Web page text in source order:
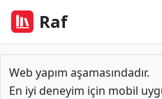
Raf
Web yapım aşamasındadır.
En iyi deneyim için mobil